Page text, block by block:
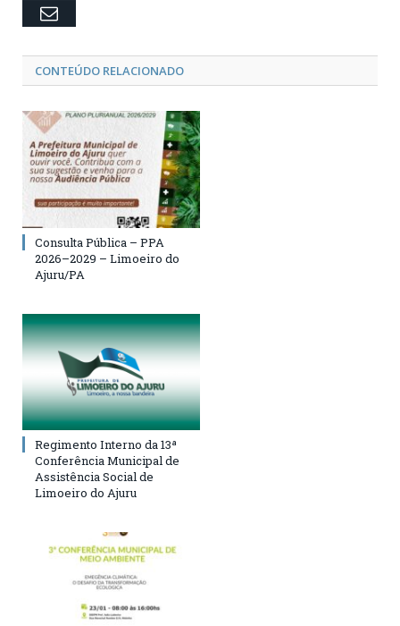
Email
CONTEÚDO RELACIONADO
Consulta Pública – PPA
2026–2029 – Limoeiro do
Ajuru/PA
Regimento Interno da 13ª
Conferência Municipal de
Assistência Social de
Limoeiro do Ajuru